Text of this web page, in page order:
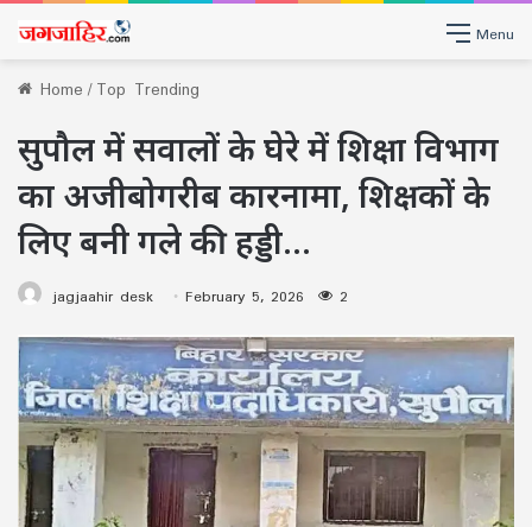
Menu
Home/Top Trending
सुपौल में सवालों के घेरे में शिक्षा विभाग
का अजीबोगरीब कारनामा, शिक्षकों के
लिए बनी गले की हड्डी…
jagjaahir desk February 5, 2026 2